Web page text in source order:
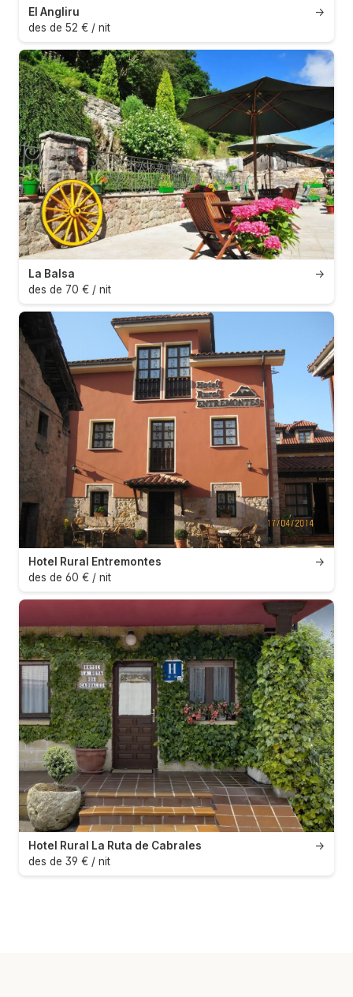
→
El Angliru
des de 52 € / nit
→
La Balsa
des de 70 € / nit
→
Hotel Rural Entremontes
des de 60 € / nit
→
Hotel Rural La Ruta de Cabrales
des de 39 € / nit